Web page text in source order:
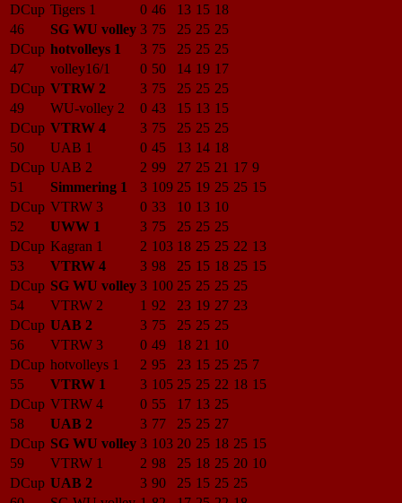
DCup Tigers 1 0 46 13 15 18
46
SG WU volley 3 75 25 25 25
DCup hotvolleys 1 3 75 25 25 25
47
volley16/1 0 50 14 19 17
DCup VTRW 2 3 75 25 25 25
49
WU-volley 2 0 43 15 13 15
DCup VTRW 4 3 75 25 25 25
50
UAB 1 0 45 13 14 18
DCup UAB 2 2 99 27 25 21 17 9
51
Simmering 1 3 109 25 19 25 25 15
DCup VTRW 3 0 33 10 13 10
52
UWW 1 3 75 25 25 25
DCup Kagran 1 2 103 18 25 25 22 13
53
VTRW 4 3 98 25 15 18 25 15
DCup SG WU volley 3 100 25 25 25 25
54
VTRW 2 1 92 23 19 27 23
DCup UAB 2 3 75 25 25 25
56
VTRW 3 0 49 18 21 10
DCup hotvolleys 1 2 95 23 15 25 25 7
55
VTRW 1 3 105 25 25 22 18 15
DCup VTRW 4 0 55 17 13 25
58
UAB 2 3 77 25 25 27
DCup SG WU volley 3 103 20 25 18 25 15
59
VTRW 1 2 98 25 18 25 20 10
DCup UAB 2 3 90 25 15 25 25